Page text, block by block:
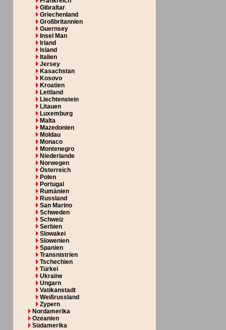
Gibraltar
Griechenland
Großbritannien
Guernsey
Insel Man
Irland
Island
Italien
Jersey
Kasachstan
Kosovo
Kroatien
Lettland
Liechtenstein
Litauen
Luxemburg
Malta
Mazedonien
Moldau
Monaco
Montenegro
Niederlande
Norwegen
Österreich
Polen
Portugal
Rumänien
Russland
San Marino
Schweden
Schweiz
Serbien
Slowakei
Slowenien
Spanien
Transnistrien
Tschechien
Türkei
Ukraine
Ungarn
Vatikanstadt
Weißrussland
Zypern
Nordamerika
Ozeanien
Südamerika